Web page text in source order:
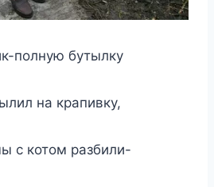
полную бутылку
на крапивку,
с котом разбили-